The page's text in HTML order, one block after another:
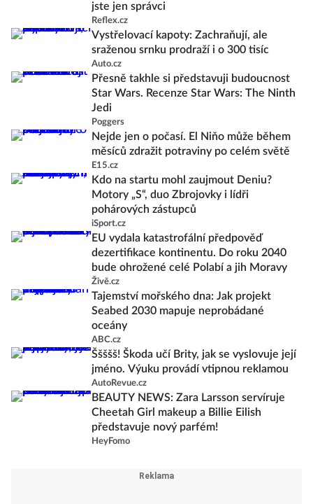
jste jen správci
Reflex.cz
Vystřelovací kapoty: Zachraňují, ale
sraženou srnku prodraží i o 300 tisíc
Auto.cz
Přesně takhle si představuji budoucnost
Star Wars. Recenze Star Wars: The Ninth
Jedi
Poggers
Nejde jen o počasí. El Niňo může během
měsíců zdražit potraviny po celém světě
E15.cz
Kdo na startu mohl zaujmout Deniu?
Motory „S“, duo Zbrojovky i lídři
pohárových zástupců
iSport.cz
EU vydala katastrofální předpověď
dezertifikace kontinentu. Do roku 2040
bude ohrožené celé Polabí a jih Moravy
Živě.cz
Tajemství mořského dna: Jak projekt
Seabed 2030 mapuje neprobádané
oceány
ABC.cz
Ššššš! Škoda učí Brity, jak se vyslovuje její
jméno. Výuku provádí vtipnou reklamou
AutoRevue.cz
BEAUTY NEWS: Zara Larsson servíruje
Cheetah Girl makeup a Billie Eilish
představuje nový parfém!
HeyFomo